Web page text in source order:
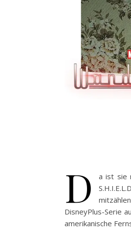
D
a ist sie
DisneyPlus-Serie
amerikanische